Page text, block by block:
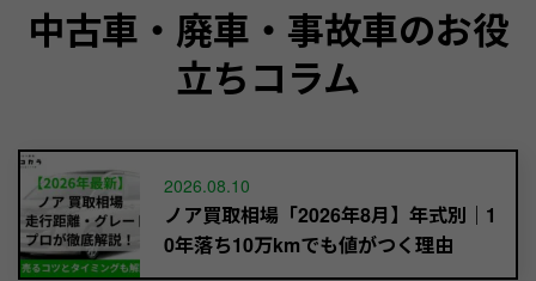
中古車・廃車・事故車のお役
立ちコラム
2026.08.10
ノア買取相場「2026年8月】年式別｜1
0年落ち10万kmでも値がつく理由